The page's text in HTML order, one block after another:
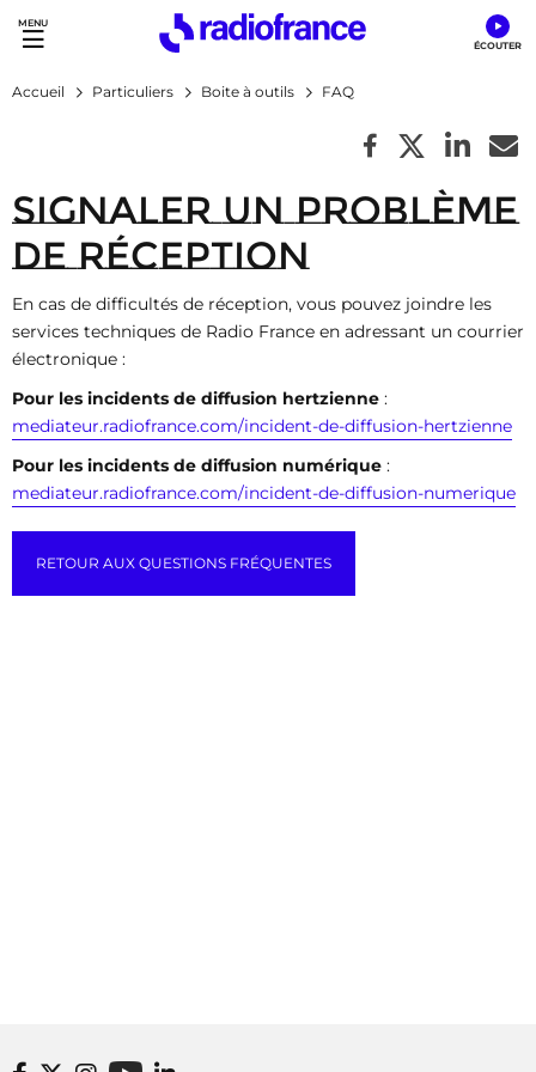
Accès direct :
Menu principal
Contenu
Accueil Particuliers Boite à outils FAQ
Signaler un problème
de réception
En cas de difficultés de réception, vous pouvez joindre les
services techniques de Radio France en adressant un courrier
électronique :
Pour les incidents de diffusion hertzienne :
mediateur.radiofrance.com/incident-de-diffusion-hertzienne
Pour les incidents de diffusion numérique :
mediateur.radiofrance.com/incident-de-diffusion-numerique
RETOUR AUX QUESTIONS FRÉQUENTES